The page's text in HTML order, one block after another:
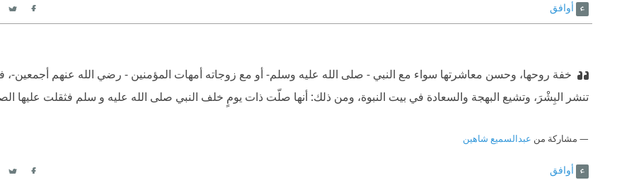
أوافق
خفة روحها، وحسن معاشرتها سواء مع النبي - صلى الله عليه وسلم- أو مع زوجاته أمهات المؤمنين - رضي الله عنهم أجمعين-،
تنشر البِشْرَ، وتشيع البهجة والسعادة في بيت النبوة، ومن ذلك: أنها صلّت ذات يومٍ خلف النبي صلى الله عليه و سلم فثقلت عليها
مشاركة من عبدالسميع شاهين
أوافق